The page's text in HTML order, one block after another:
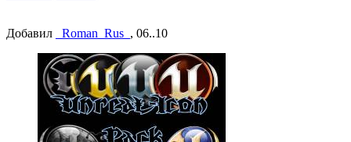
Добавил _Roman_Rus_ , 06..10